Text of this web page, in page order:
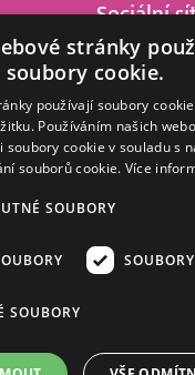
Studio,
Sociální
MEDIA, a.s. Všechna
a dalších
stránky
soubory cookie.
používají soubory
Používáním našich
soubory cookie v souladu s
souborů cookie. Více
SOUBORY
SOUBORY